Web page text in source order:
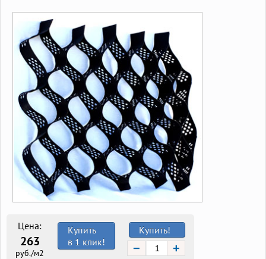
Цена:
263
руб./м2
Купить!
− +
Купить
в 1 клик!